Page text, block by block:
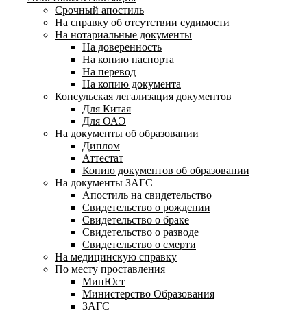
Срочный апостиль
На справку об отсутствии судимости
На нотариальные документы
На доверенность
На копию паспорта
На перевод
На копию документа
Консульская легализация документов
Для Китая
Для ОАЭ
На документы об образовании
Диплом
Аттестат
Копию документов об образовании
На документы ЗАГС
Апостиль на свидетельство
Свидетельство о рождении
Свидетельство о браке
Свидетельство о разводе
Свидетельство о смерти
На медицинскую справку
По месту проставления
МинЮст
Министерство Образования
ЗАГС